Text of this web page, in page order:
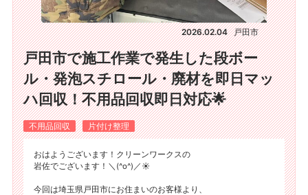
2026.02.04 戸田市
戸田市で施工作業で発生した段ボー
ル・発泡スチロール・廃材を即日マッ
ハ回収！不用品回収即日対応🌟
不用品回収 片付け整理
おはようございます！クリーンワークスの
岩佐でございます！＼(^o^)／☀️
​今回は埼玉県戸田市にお住まいのお客様より、